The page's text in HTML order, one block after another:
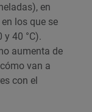
en
los que se
40 °C).
aumenta de
van a
con el